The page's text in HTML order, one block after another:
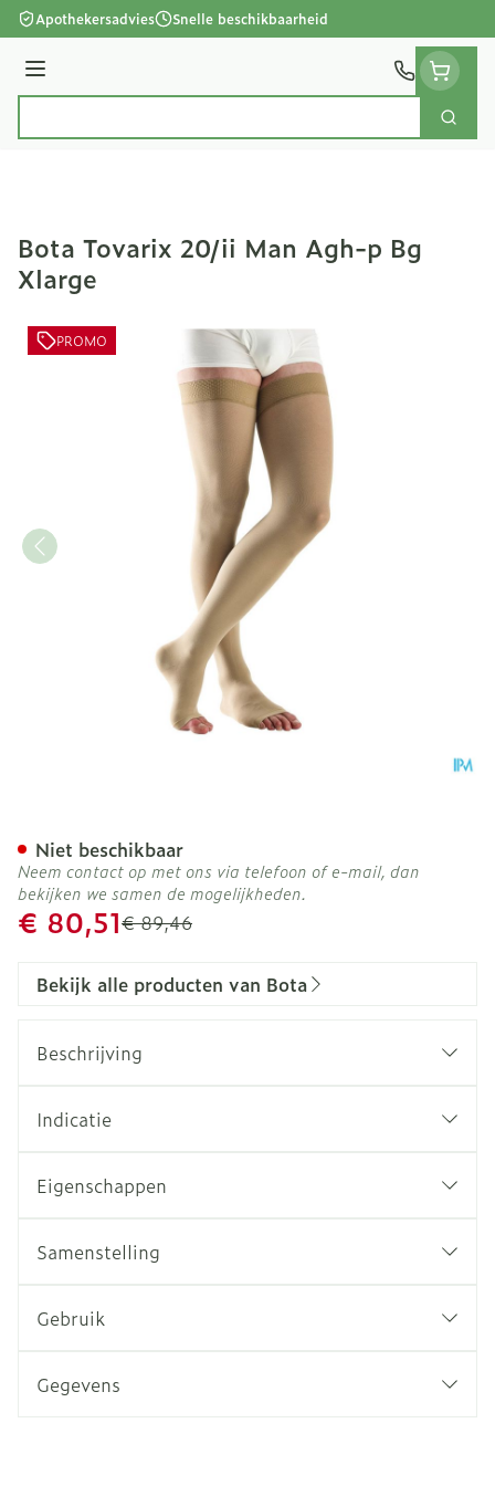
Ga naar de inhoud
Apothekersadvies Snelle beschikbaarheid
Menu
Zoek
Bota Tovarix 20/ii Man Agh-p Bg
Xlarge
PROMO
Adviesprijs
€ 89,46
Promotie prijs
€ 80,51
Niet beschikbaar
Neem contact op met ons via telefoon of e-mail, dan
bekijken we samen de mogelijkheden.
Bekijk alle producten van Bota
Beschrijving
Indicatie
Eigenschappen
Samenstelling
Gebruik
Gegevens